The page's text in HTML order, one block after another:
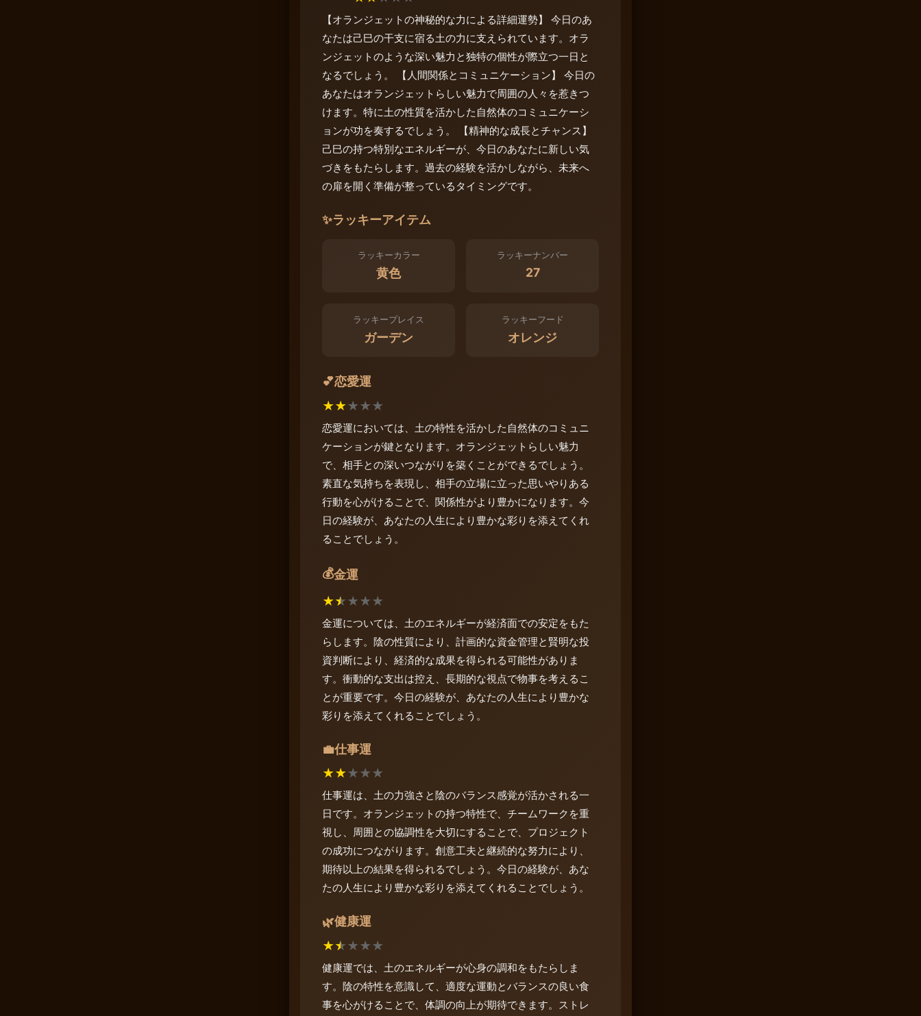
【オランジェットの神秘的な力による詳細運勢】 今日のあ
なたは己巳の干支に宿る土の力に支えられています。オラ
ンジェットのような深い魅力と独特の個性が際立つ一日と
なるでしょう。 【人間関係とコミュニケーション】 今日の
あなたはオランジェットらしい魅力で周囲の人々を惹きつ
けます。特に土の性質を活かした自然体のコミュニケーシ
ョンが功を奏するでしょう。 【精神的な成長とチャンス】
己巳の持つ特別なエネルギーが、今日のあなたに新しい気
づきをもたらします。過去の経験を活かしながら、未来へ
の扉を開く準備が整っているタイミングです。
✨ラッキーアイテム
ラッキーカラー
黄色
ラッキーナンバー
27
ラッキープレイス
ガーデン
ラッキーフード
オレンジ
💕恋愛運
★★★★★
恋愛運においては、土の特性を活かした自然体のコミュニ
ケーションが鍵となります。オランジェットらしい魅力
で、相手との深いつながりを築くことができるでしょう。
素直な気持ちを表現し、相手の立場に立った思いやりある
行動を心がけることで、関係性がより豊かになります。今
日の経験が、あなたの人生により豊かな彩りを添えてくれ
ることでしょう。
💰金運
★★★★★
金運については、土のエネルギーが経済面での安定をもた
らします。陰の性質により、計画的な資金管理と賢明な投
資判断により、経済的な成果を得られる可能性がありま
す。衝動的な支出は控え、長期的な視点で物事を考えるこ
とが重要です。今日の経験が、あなたの人生により豊かな
彩りを添えてくれることでしょう。
💼仕事運
★★★★★
仕事運は、土の力強さと陰のバランス感覚が活かされる一
日です。オランジェットの持つ特性で、チームワークを重
視し、周囲との協調性を大切にすることで、プロジェクト
の成功につながります。創意工夫と継続的な努力により、
期待以上の結果を得られるでしょう。今日の経験が、あな
たの人生により豊かな彩りを添えてくれることでしょう。
🌿健康運
★★★★★
健康運では、土のエネルギーが心身の調和をもたらしま
す。陰の特性を意識して、適度な運動とバランスの良い食
事を心がけることで、体調の向上が期待できます。ストレ